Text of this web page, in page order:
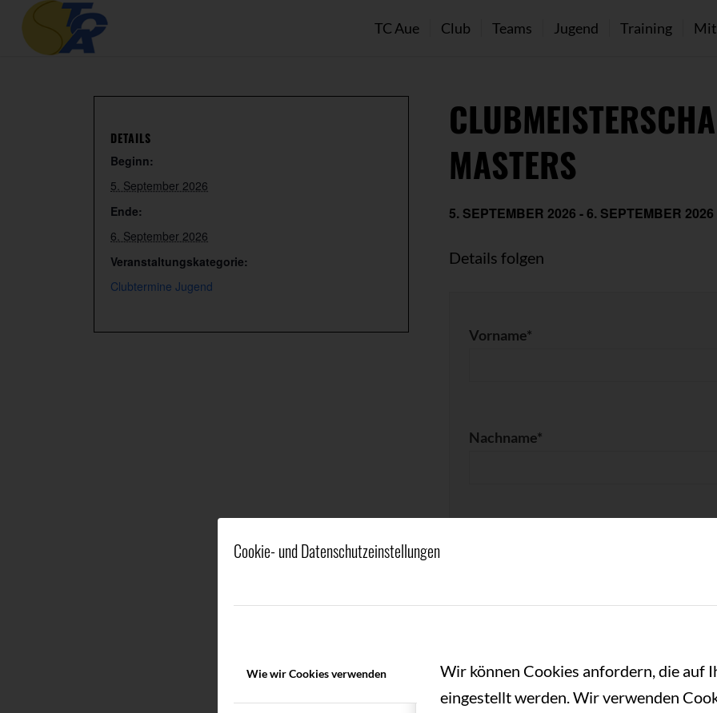
Cookie- und Datenschutzeinstellungen
Wie wir Cookies verwenden
Wir können Cookies anfordern, die auf
eingestellt werden. Wir verwenden
TC Aue Club Teams Jugend Training
MASTERS
5. SEPTEMBER 2026 -6. SEPTEMBER 2026
Details folgen
Vorname*
Nachname*
DETAILS
Beginn:
5. September 2026
Ende:
6. September 2026
Veranstaltungskategorie:
Clubtermine Jugend